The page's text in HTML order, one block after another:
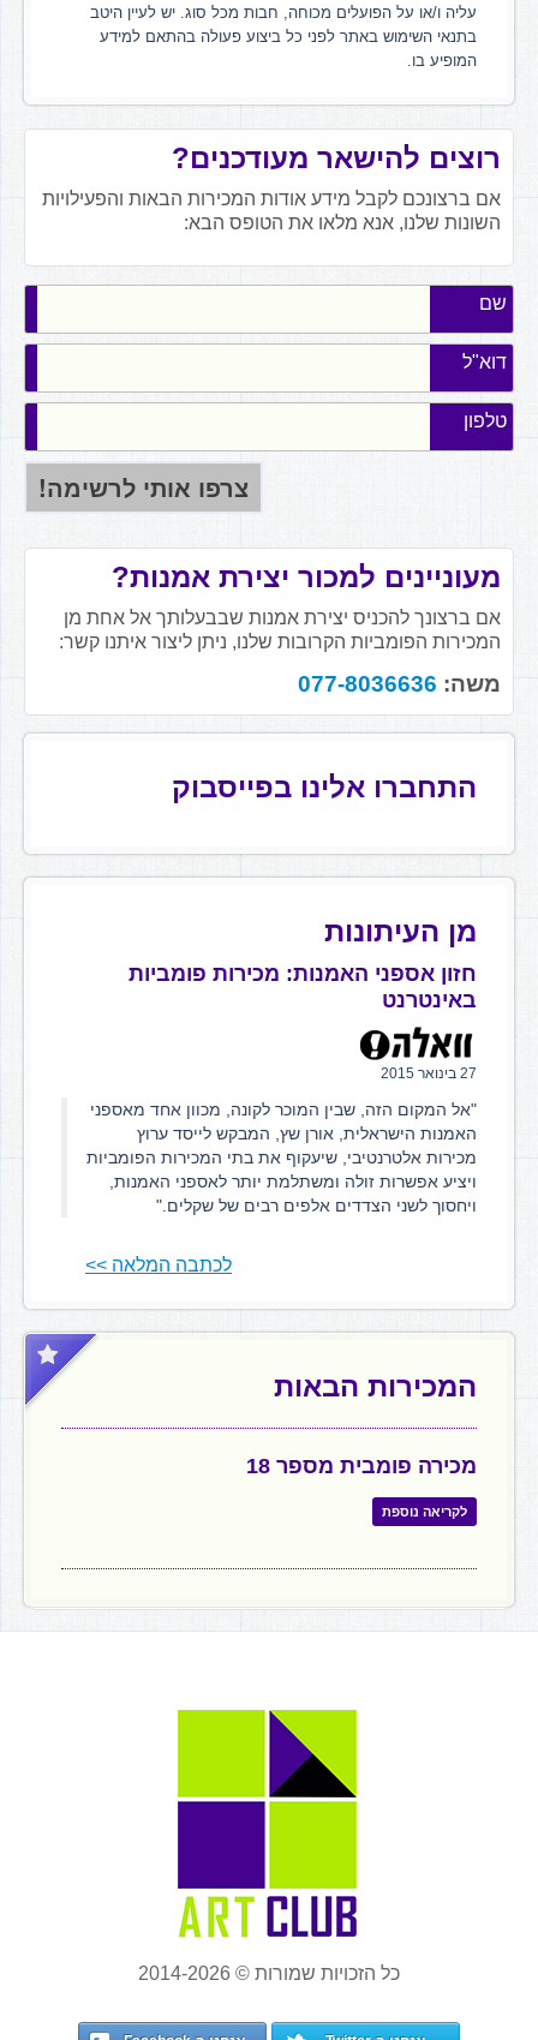
עליה ו/או על הפועלים מכוחה, חבות מכל סוג. יש לעיין היטב
בתנאי השימוש באתר לפני כל ביצוע פעולה בהתאם למידע
המופיע בו.
רוצים להישאר מעודכנים?
אם ברצונכם לקבל מידע אודות המכירות הבאות והפעילויות
השונות שלנו, אנא מלאו את הטופס הבא:
שם
דוא"ל
טלפון
מעוניינים למכור יצירת אמנות?
אם ברצונך להכניס יצירת אמנות שבבעלותך אל אחת מן
המכירות הפומביות הקרובות שלנו, ניתן ליצור איתנו קשר:
משה: 077-8036636
התחברו אלינו בפייסבוק
מן העיתונות
חזון אספני האמנות: מכירות פומביות
באינטרנט
27 בינואר 2015
"אל המקום הזה, שבין המוכר לקונה, מכוון אחד מאספני
האמנות הישראלית, אורן שץ, המבקש לייסד ערוץ
מכירות אלטרנטיבי, שיעקוף את בתי המכירות הפומביות
ויציע אפשרות זולה ומשתלמת יותר לאספני האמנות,
ויחסוך לשני הצדדים אלפים רבים של שקלים."
לכתבה המלאה >>
המכירות הבאות
מכירה פומבית מספר 18
לקריאה נוספת
כל הזכויות שמורות © 2014-2026